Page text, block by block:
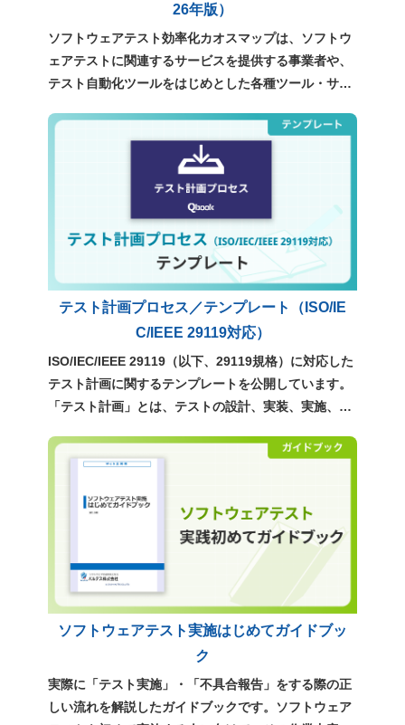
26年版）
ソフトウェアテスト効率化カオスマップは、ソフトウ
ェアテストに関連するサービスを提供する事業者や、
テスト自動化ツールをはじめとした各種ツール・サー
のです。テスト効率化や品質向上を検討する際に、現
在利用可能な選択肢を俯瞰し、自社に適したサービス
やツールを検討するための参考資料としてご利用くだ
テスト計画プロセス／テンプレート（ISO/IE
C/IEEE 29119対応）
ISO/IEC/IEEE 29119（以下、29119規格）に対応した
テスト計画に関するテンプレートを公開しています。
「テスト計画」とは、テストの設計、実装、実施、管
す。ぜひ、実務での計画立案にご活用ください。 >
（29119規格対応）
ソフトウェアテスト実施はじめてガイドブッ
ク
実際に「テスト実施」・「不具合報告」をする際の正
しい流れを解説したガイドブックです。ソフトウェア